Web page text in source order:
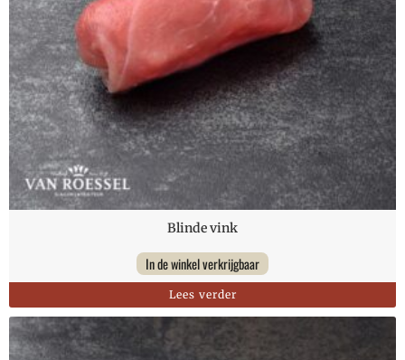
Blinde vink
In de winkel verkrijgbaar
Lees verder